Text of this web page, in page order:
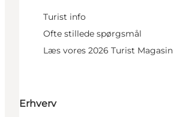
Turist info
Ofte stillede spørgsmål
Læs vores 2026 Turist Magasin
Erhverv